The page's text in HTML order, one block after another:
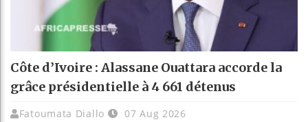
Côte d’Ivoire : Alassane Ouattara accorde la
grâce présidentielle à 4 661 détenus
Fatoumata Diallo 07 Aug 2026